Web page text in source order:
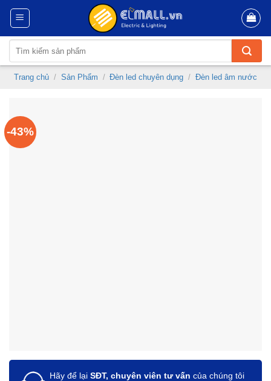
Skip
content
kiếm:
Trang chủ / Sản Phẩm / Đèn led chuyên dụng / Đèn led âm nước
-43%
Hãy để lại SĐT, chuyên viên tư vấn của chúng tôi